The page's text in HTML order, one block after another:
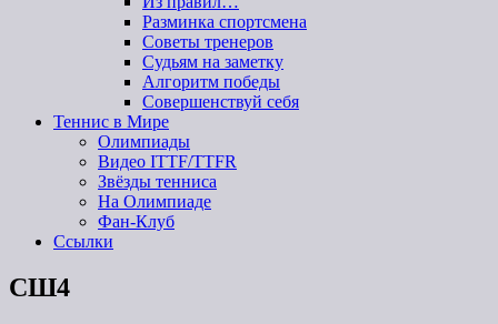
Разминка спортсмена
Советы тренеров
Судьям на заметку
Алгоритм победы
Совершенствуй себя
Теннис в Мире
Олимпиады
Видео ITTF/TTFR
Звёзды тенниса
На Олимпиаде
Фан-Клуб
Ссылки
СШ4